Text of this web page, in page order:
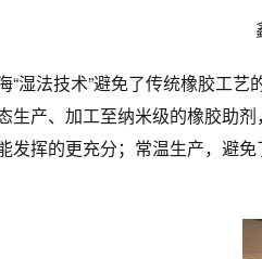
“湿法技术”避免了传统橡胶工
生产、加工至纳米级的橡胶助
发挥的更充分；常温生产，避